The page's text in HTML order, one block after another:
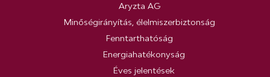
Aryzta AG
Minőségirányítás, élelmiszerbiztonság
Fenntarthatóság
Energiahatékonyság
Éves jelentések